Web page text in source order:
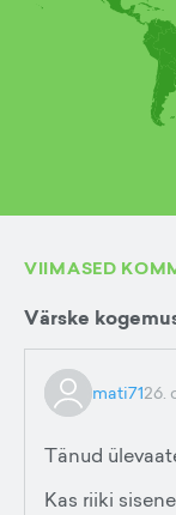
VIIMASED
Värske
mati7126.
Tänud
Kas riiki